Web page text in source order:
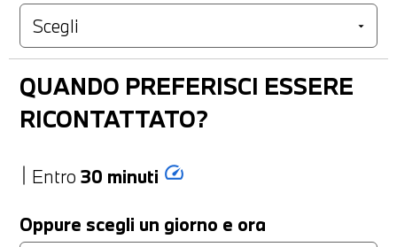
QUANDO PREFERISCI ESSERE
RICONTATTATO?
Entro 30 minuti speed
Oppure scegli un giorno e ora